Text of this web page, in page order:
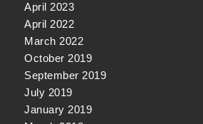
April 2023
April 2022
March 2022
October 2019
September 2019
July 2019
January 2019